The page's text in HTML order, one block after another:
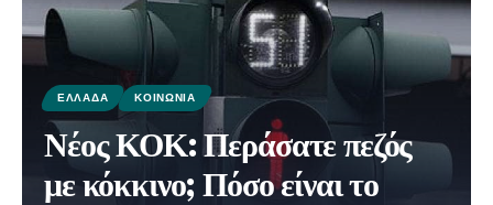
ΕΛΛΆΔΑ ΚΟΙΝΩΝΊΑ
Νέος ΚΟΚ: Περάσατε πεζός
με κόκκινο; Πόσο είναι το